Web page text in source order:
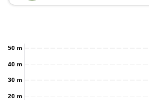
20 m
30 m
40 m
50 m